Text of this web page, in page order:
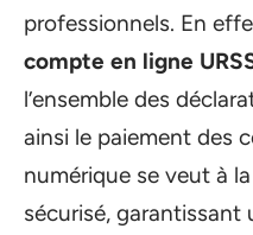
professionnels. En
compte en ligne
l’ensemble des
ainsi le paiement des
numérique se veut à
sécurisé, garantissant